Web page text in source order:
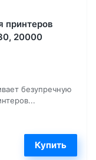
принтеров
20000
безупречную